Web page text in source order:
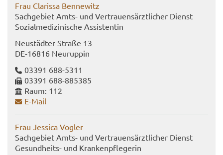
Frau Cla­ris­sa Ben­ne­witz
Sach­ge­biet Amts- und Ver­trau­ens­ärzt­li­cher Dienst
So­zi­al­me­di­zi­ni­sche As­sis­ten­tin
Neu­städ­ter Stra­ße 13
DE-​16816 Neu­rup­pin
03391 688-​5311
03391 688-​885385
Raum: 112
E-​Mail
Frau Jes­si­ca Vog­ler
Sach­ge­biet Amts- und Ver­trau­ens­ärzt­li­cher Dienst
Gesundheits-​ und Kran­ken­pfle­ge­rin